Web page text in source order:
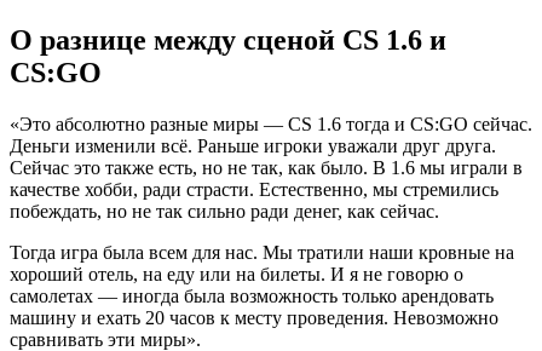
О разнице между сценой CS 1.6 и
CS:GO
«Это абсолютно разные миры — CS 1.6 тогда и CS:GO сейчас.
Деньги изменили всё. Раньше игроки уважали друг друга.
Сейчас это также есть, но не так, как было. В 1.6 мы играли в
качестве хобби, ради страсти. Естественно, мы стремились
побеждать, но не так сильно ради денег, как сейчас.
Тогда игра была всем для нас. Мы тратили наши кровные на
хороший отель, на еду или на билеты. И я не говорю о
самолетах — иногда была возможность только арендовать
машину и ехать 20 часов к месту проведения. Невозможно
сравнивать эти миры».